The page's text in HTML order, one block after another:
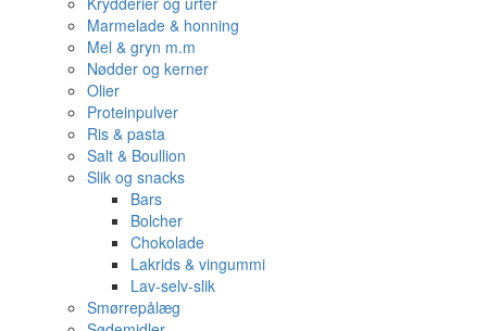
Marmelade & honning
Mel & gryn m.m
Nødder og kerner
Olier
Proteinpulver
Ris & pasta
Salt & Boullion
Slik og snacks
Bars
Bolcher
Chokolade
Lakrids & vingummi
Lav-selv-slik
Smørrepålæg